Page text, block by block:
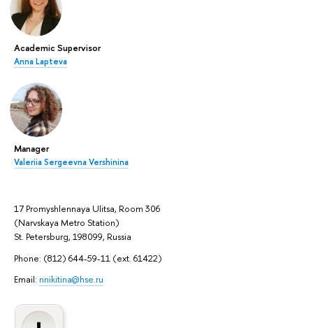
Academic Supervisor
Anna Lapteva
Manager
Valeriia Sergeevna Vershinina
17 Promyshlennaya Ulitsa, Room 306
(Narvskaya Metro Station)
St. Petersburg, 198099, Russia
Phone: (812) 644-59-11 (ext. 61422)
Email: nnikitina@hse.ru